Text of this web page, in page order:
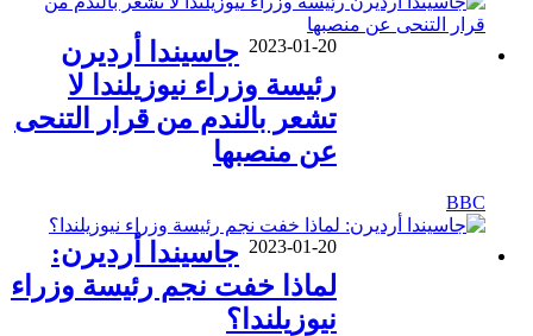
2023-01-20 جاسيندا أرديرن
رئيسة وزراء نيوزيلندا لا
تشعر بالندم من قرار التنحى
عن منصبها
BBC
2023-01-20 جاسيندا أرديرن:
لماذا خفت نجم رئيسة وزراء
نيوزيلندا؟